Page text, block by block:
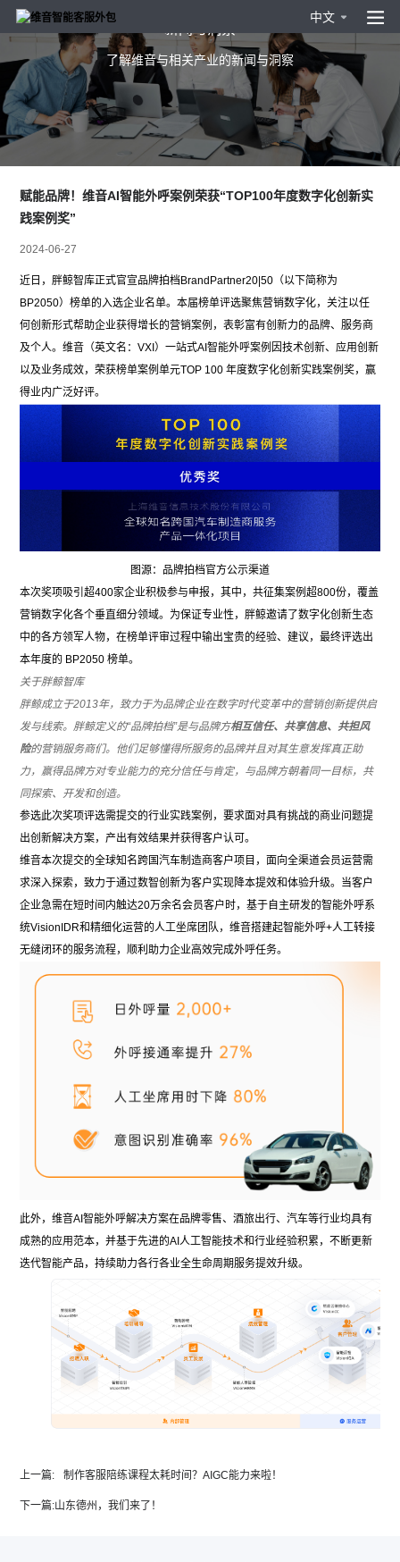
中文
了解维音与相关产业的新闻与洞察
赋能品牌！维音AI智能外呼案例荣获“TOP100年度数字化创新实
践案例奖”
2024-06-27
近日，胖鲸智库正式官宣品牌拍档BrandPartner20|50 （以下简称为
BP2050）榜单的入选企业名单。本届榜单评选聚焦营销数字化，关注以任
何创新形式帮助企业获得增长的营销案例，表彰富有创新力的品牌、服务商
及个人。维音（英文名：VXI）一站式AI智能外呼案例因技术创新、应用创新
以及业务成效，荣获榜单案例单元TOP 100年度数字化创新实践案例奖，赢
得业内广泛好评。
图源：品牌拍档官方公示渠道
本次奖项吸引超400家企业积极参与申报，其中，共征集案例超800份，覆盖
营销数字化各个垂直细分领域。为保证专业性，胖鲸邀请了数字化创新生态
中的各方领军人物，在榜单评审过程中输出宝贵的经验、建议，最终评选出
本年度的 BP2050榜单。
关于胖鲸智库
胖鲸成立于2013年，致力于为品牌企业在数字时代变革中的营销创新提供启
发与线索。胖鲸定义的“品牌拍档”是与品牌方相互信任、共享信息、共担风
险的营销服务商们。他们足够懂得所服务的品牌并且对其生意发挥真正助
力，赢得品牌方对专业能力的充分信任与肯定，与品牌方朝着同一目标，共
同探索、开发和创造。
参选此次奖项评选需提交的行业实践案例，要求面对具有挑战的商业问题提
出创新解决方案，产出有效结果并获得客户认可。
维音本次提交的全球知名跨国汽车制造商客户项目，面向全渠道会员运营需
求深入探索，致力于通过数智创新为客户实现降本提效和体验升级。当客户
企业急需在短时间内触达20万余名会员客户时，基于自主研发的智能外呼系
统VisionIDR和精细化运营的人工坐席团队，维音搭建起智能外呼+人工转接
无缝闭环的服务流程，顺利助力企业高效完成外呼任务。
此外，维音AI智能外呼解决方案在品牌零售、酒旅出行、汽车等行业均具有
成熟的应用范本，并基于先进的AI人工智能技术和行业经验积累，不断更新
迭代智能产品，持续助力各行各业全生命周期服务提效升级。
上一篇: 制作客服陪练课程太耗时间？AIGC能力来啦！
下一篇:山东德州，我们来了！